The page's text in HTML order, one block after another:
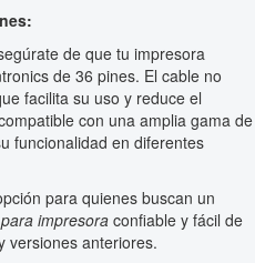
de que tu impresora
de 36 pines. El cable no
facilita su uso y reduce el
con una amplia gama de
funcionalidad en diferentes
para quienes buscan un
impresora confiable y fácil de
versiones anteriores.